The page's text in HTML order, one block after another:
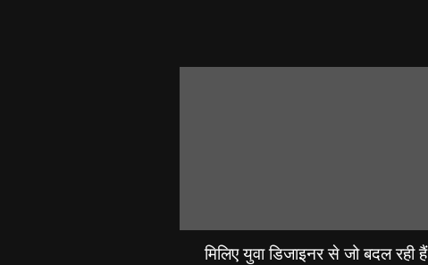
मिलिए युवा डिजाइनर से जो बदल रही हैं